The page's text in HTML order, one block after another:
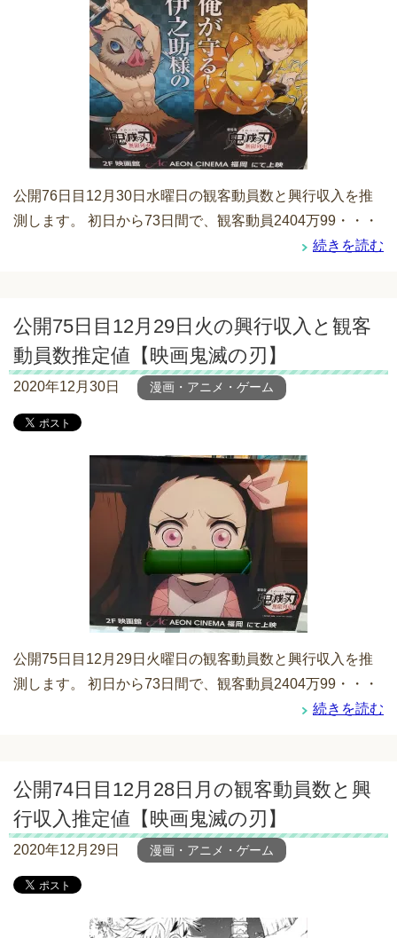
公開76日目12月30日水曜日の観客動員数と興行収入を推
測します。 初日から73日間で、観客動員2404万99・・・
続きを読む
公開75日目12月29日火の興行収入と観客
動員数推定値【映画鬼滅の刃】
2020年12月30日 漫画・アニメ・ゲーム
公開75日目12月29日火曜日の観客動員数と興行収入を推
測します。 初日から73日間で、観客動員2404万99・・・
続きを読む
公開74日目12月28日月の観客動員数と興
行収入推定値【映画鬼滅の刃】
2020年12月29日 漫画・アニメ・ゲーム